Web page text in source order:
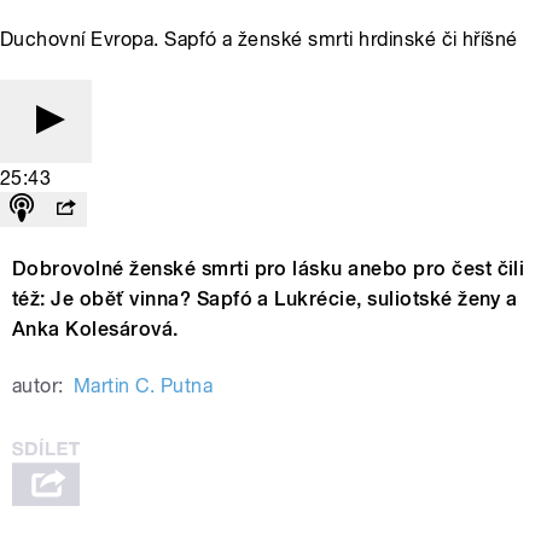
Duchovní Evropa. Sapfó a ženské smrti hrdinské či hříšné
25:43
Dobrovolné ženské smrti pro lásku anebo pro čest čili
též: Je oběť vinna? Sapfó a Lukrécie, suliotské ženy a
Anka Kolesárová.
autor: Martin C. Putna